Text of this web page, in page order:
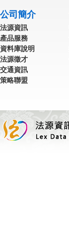
公司簡介
法源資訊
產品服務
資料庫說明
法源徵才
交通資訊
策略聯盟